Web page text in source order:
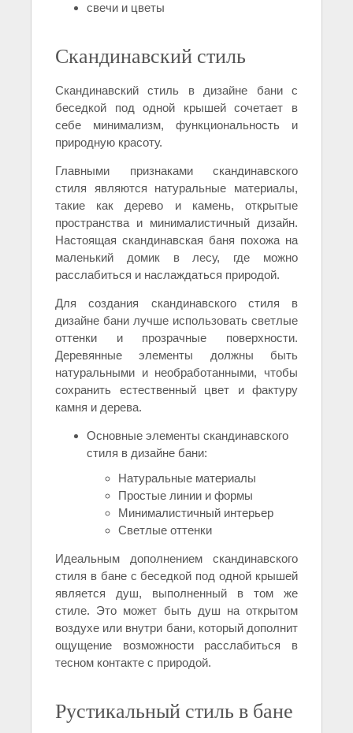
свечи и цветы
Скандинавский стиль
Скандинавский стиль в дизайне бани с
беседкой под одной крышей сочетает в
себе минимализм, функциональность и
природную красоту.
Главными признаками скандинавского
стиля являются натуральные материалы,
такие как дерево и камень, открытые
пространства и минималистичный дизайн.
Настоящая скандинавская баня похожа на
маленький домик в лесу, где можно
расслабиться и наслаждаться природой.
Для создания скандинавского стиля в
дизайне бани лучше использовать светлые
оттенки и прозрачные поверхности.
Деревянные элементы должны быть
натуральными и необработанными, чтобы
сохранить естественный цвет и фактуру
камня и дерева.
Основные элементы скандинавского
стиля в дизайне бани:
Натуральные материалы
Простые линии и формы
Минималистичный интерьер
Светлые оттенки
Идеальным дополнением скандинавского
стиля в бане с беседкой под одной крышей
является душ, выполненный в том же
стиле. Это может быть душ на открытом
воздухе или внутри бани, который дополнит
ощущение возможности расслабиться в
тесном контакте с природой.
Рустикальный стиль в бане